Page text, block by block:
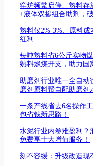
窑炉频繁启停、熟料存
+液体双掺组合助剂，
熟料仅2%-3%、原料
红利
每吨熟料省6公斤实物
熟料燃煤开支，助力国
助磨剂行业唯一全自动
磨剂原料帮自配助磨剂
一条产线省去6名操作
包省钱新思路！
水泥行业内卷难盈利？
免费享十大增值服务！
刻不容缓：升级改造现